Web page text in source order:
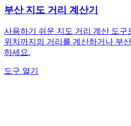
부산 지도 거리 계산기
사용하기 쉬운 지도 거리 계산 도구
위치까지의 거리를 계산하거나 부
하세요.
도구 열기